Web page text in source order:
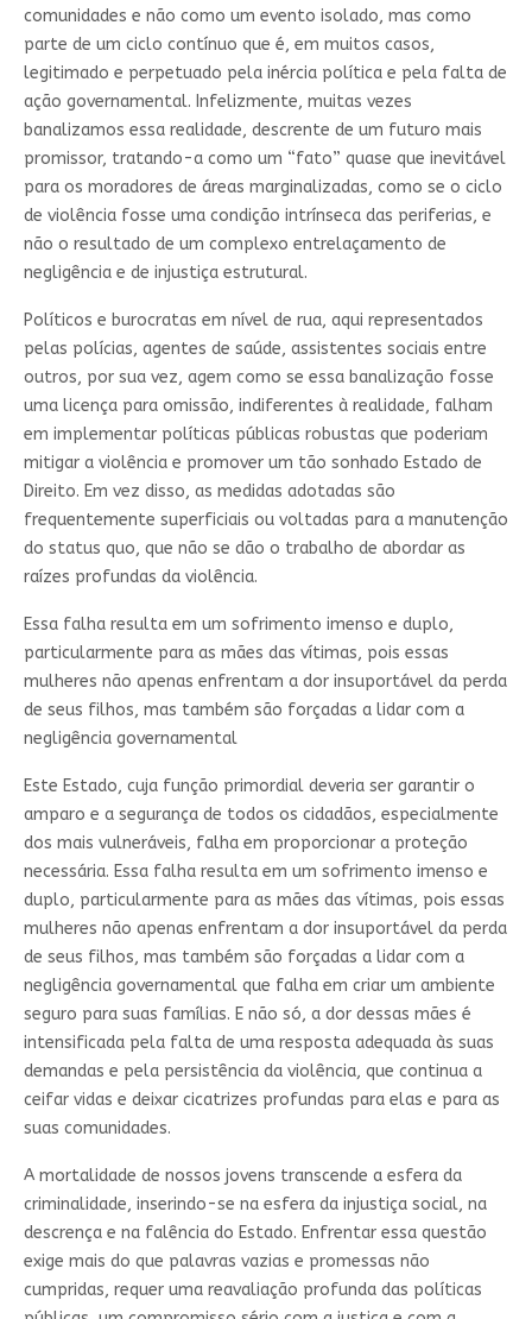
comunidades e não como um evento isolado, mas como
parte de um ciclo contínuo que é, em muitos casos,
legitimado e perpetuado pela inércia política e pela falta de
ação governamental. Infelizmente, muitas vezes
banalizamos essa realidade, descrente de um futuro mais
promissor, tratando-a como um “fato” quase que inevitável
para os moradores de áreas marginalizadas, como se o ciclo
de violência fosse uma condição intrínseca das periferias, e
não o resultado de um complexo entrelaçamento de
negligência e de injustiça estrutural.
Políticos e burocratas em nível de rua, aqui representados
pelas polícias, agentes de saúde, assistentes sociais entre
outros, por sua vez, agem como se essa banalização fosse
uma licença para omissão, indiferentes à realidade, falham
em implementar políticas públicas robustas que poderiam
mitigar a violência e promover um tão sonhado Estado de
Direito. Em vez disso, as medidas adotadas são
frequentemente superficiais ou voltadas para a manutenção
do status quo, que não se dão o trabalho de abordar as
raízes profundas da violência.
Essa falha resulta em um sofrimento imenso e duplo,
particularmente para as mães das vítimas, pois essas
mulheres não apenas enfrentam a dor insuportável da perda
de seus filhos, mas também são forçadas a lidar com a
negligência governamental
Este Estado, cuja função primordial deveria ser garantir o
amparo e a segurança de todos os cidadãos, especialmente
dos mais vulneráveis, falha em proporcionar a proteção
necessária. Essa falha resulta em um sofrimento imenso e
duplo, particularmente para as mães das vítimas, pois essas
mulheres não apenas enfrentam a dor insuportável da perda
de seus filhos, mas também são forçadas a lidar com a
negligência governamental que falha em criar um ambiente
seguro para suas famílias. E não só, a dor dessas mães é
intensificada pela falta de uma resposta adequada às suas
demandas e pela persistência da violência, que continua a
ceifar vidas e deixar cicatrizes profundas para elas e para as
suas comunidades.
A mortalidade de nossos jovens transcende a esfera da
criminalidade, inserindo-se na esfera da injustiça social, na
descrença e na falência do Estado. Enfrentar essa questão
exige mais do que palavras vazias e promessas não
cumpridas, requer uma reavaliação profunda das políticas